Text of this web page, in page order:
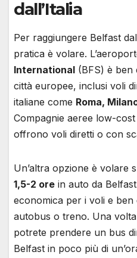
dall’Italia
Per raggiungere Belfast
pratica è volare.
International (BFS) è
città europee, inclusi voli
italiane come Roma,
Compagnie aeree low-
offrono voli diretti o con
Un’altra opzione è volare
1,5-2 ore in auto da
economica per i voli e
autobus o treno. Una
potrete prendere un bus
Belfast in poco più di